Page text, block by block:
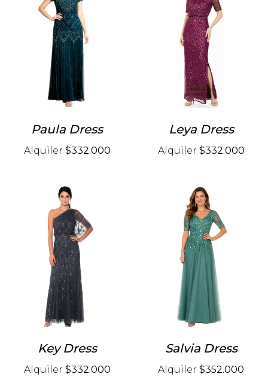
Paula Dress
Alquiler $332.000
Leya Dress
Alquiler $332.000
Key Dress
Alquiler $332.000
Salvia Dress
Alquiler $352.000